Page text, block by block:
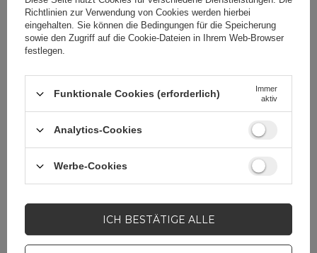
aufzunehmenden Materials
anzupassen.
1/4", 3/8" und 5/8" Gewinde
für erhöhte Kompatibilität
und 5/8" Mikrofonhalterungen und
eignet sich daher für verschiedene
Richtlinien zur Verwendung von Cookies werden hierbei
eingehalten. Sie können die Bedingungen für die Speicherung
sowie den Zugriff auf die Cookie-Dateien in Ihrem Web-Browser
festlegen.
Funktionale Cookies (erforderlich)
Immer
aktiv
Analytics-Cookies
Werbe-Cookies
ICH BESTÄTIGE ALLE